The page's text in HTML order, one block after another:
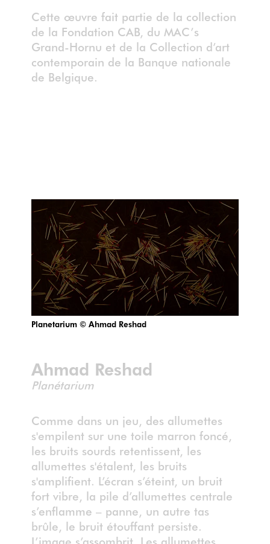
Cette œuvre fait partie de la collection
de la Fondation CAB, du MAC’s
Grand-Hornu et de la Collection d’art
contemporain de la Banque nationale
de Belgique.
Planetarium © Ahmad Reshad
Ahmad Reshad
Planétarium
Comme dans un jeu, des allumettes
s'empilent sur une toile marron foncé,
les bruits sourds retentissent, les
allumettes s'étalent, les bruits
s'amplifient. L’écran s’éteint, un bruit
fort vibre, la pile d’allumettes centrale
s’enflamme – panne, un autre tas
brûle, le bruit étouffant persiste.